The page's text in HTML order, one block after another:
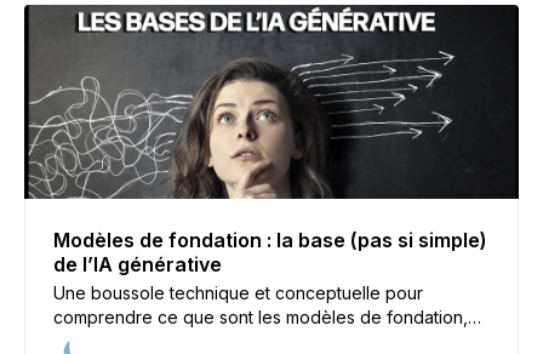
Modèles de fondation : la base (pas si simple)
de l’IA générative
Une boussole technique et conceptuelle pour
comprendre ce que sont les modèles de fondation,
comment ils fonctionnent, à quoi ils servent, et